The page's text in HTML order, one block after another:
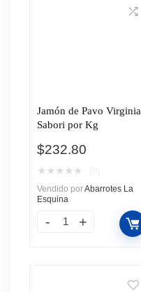
Jamón de Pavo Virginia
Sabori por Kg
$232.80
★ ★ ★ ★ ★
Vendido porAbarrotes La
Esquina